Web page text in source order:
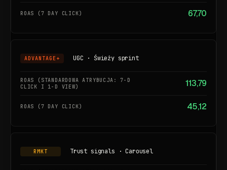
67,70
ADVANTAGE+ UGC · Świeży sprint
113,79
45,12
RMKT Trust signals · Carousel